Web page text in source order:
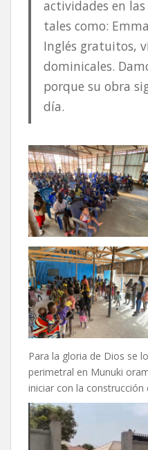
actividades en
tales como:
Inglés gratuitos,
dominicales.
porque su obra
día.
Para la gloria de Dios se
perimetral en Munuki
iniciar con la